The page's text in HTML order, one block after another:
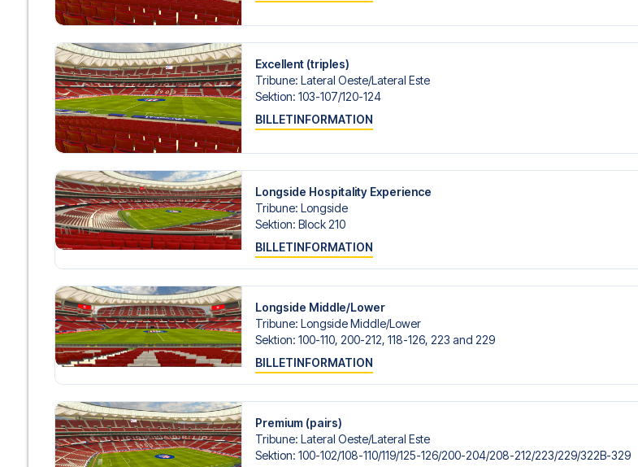
Excellent (triples)
Tribune: Lateral Oeste/​Lateral Este
Sektion: 103-107/​120-124
BILLETINFORMATION
Longside Hospitality Experience
Tribune: Longside
Sektion: Block 210
BILLETINFORMATION
Longside Middle/Lower
Tribune: Longside Middle/​Lower
Sektion: 100-110, 200-212, 118-126, 223 and 229
BILLETINFORMATION
Premium (pairs)
Tribune: Lateral Oeste/​Lateral Este
Sektion: 100-102/​108-110/​119/​125-126/​200-204/​208-212/​223/​229/​322B-329